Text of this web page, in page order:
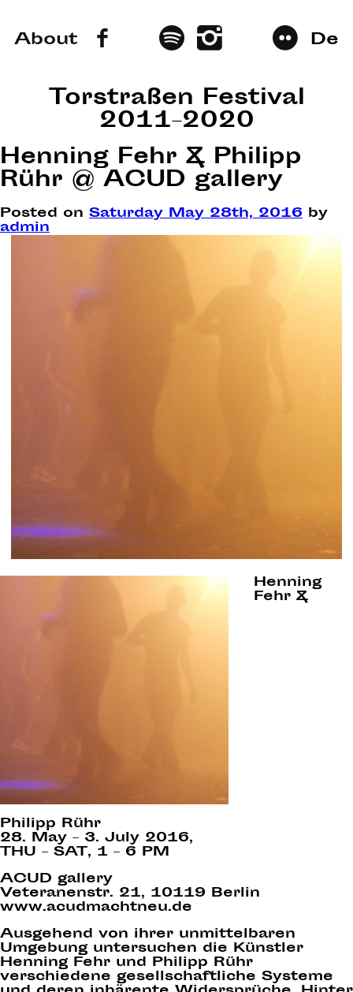
About De
Torstraßen Festival
2011–2020
Henning Fehr & Philipp
Rühr @ ACUD gallery
Posted on Saturday May 28th, 2016 by
admin
Henning
Fehr &
Philipp Rühr
28. May – 3. July 2016,
THU – SAT, 1 – 6 PM
ACUD gallery
Veteranenstr. 21, 10119 Berlin
www.acudmachtneu.de
Ausgehend von ihrer unmittelbaren
Umgebung untersuchen die Künstler
Henning Fehr und Philipp Rühr
verschiedene gesellschaftliche Systeme